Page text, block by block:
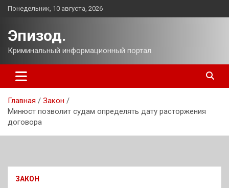
Перейти
Понедельник, 10 августа, 2026
Эпизод.
Криминальный информационный портал.
Главная
Закон
Минюст позволит судам определять дату расторжения
договора
ЗАКОН